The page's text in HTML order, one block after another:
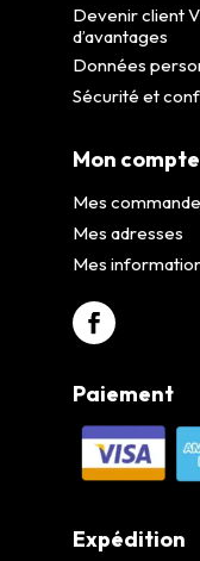
Devenir client
d’avantages
Données
Sécurité et
Mon compte
Mes
Mes adresses
Mes
Paiement
Expédition